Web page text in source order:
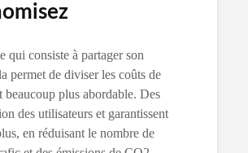
qui consiste à partager son
permet de diviser les coûts de
beaucoup plus abordable. Des
des utilisateurs et garantissent
en réduisant le nombre de